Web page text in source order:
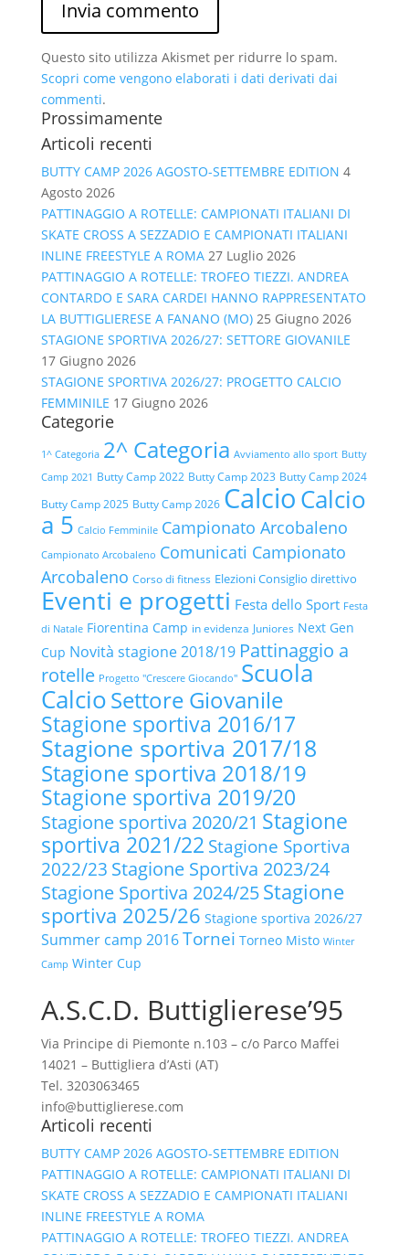
Questo sito utilizza Akismet per ridurre lo spam.
Scopri come vengono elaborati i dati derivati dai
commenti.
Prossimamente
Articoli recenti
BUTTY CAMP 2026 AGOSTO-SETTEMBRE EDITION 4
Agosto 2026
PATTINAGGIO A ROTELLE: CAMPIONATI ITALIANI DI
SKATE CROSS A SEZZADIO E CAMPIONATI ITALIANI
INLINE FREESTYLE A ROMA 27 Luglio 2026
PATTINAGGIO A ROTELLE: TROFEO TIEZZI. ANDREA
CONTARDO E SARA CARDEI HANNO RAPPRESENTATO
LA BUTTIGLIERESE A FANANO (MO) 25 Giugno 2026
STAGIONE SPORTIVA 2026/27: SETTORE GIOVANILE
17 Giugno 2026
STAGIONE SPORTIVA 2026/27: PROGETTO CALCIO
FEMMINILE 17 Giugno 2026
Categorie
1^ Categoria 2^ Categoria Avviamento allo sport Butty
Camp 2021 Butty Camp 2022 Butty Camp 2023 Butty Camp 2024
Butty Camp 2025 Butty Camp 2026 CalcioCalcio
a 5 Calcio Femminile Campionato Arcobaleno
Campionato Arcobaleno Comunicati Campionato
Arcobaleno Corso di fitness Elezioni Consiglio direttivo
Eventi e progetti Festa dello Sport Festa
di Natale Fiorentina Camp in evidenza Juniores Next Gen
Cup Novità stagione 2018/19 Pattinaggio a
rotelle Progetto "Crescere Giocando" Scuola
CalcioSettore Giovanile
Stagione sportiva 2016/17
Stagione sportiva 2017/18
Stagione sportiva 2018/19
Stagione sportiva 2019/20
Stagione sportiva 2020/21 Stagione
sportiva 2021/22 Stagione Sportiva
2022/23 Stagione Sportiva 2023/24
Stagione Sportiva 2024/25Stagione
sportiva 2025/26 Stagione sportiva 2026/27
Summer camp 2016Tornei Torneo Misto Winter
Camp Winter Cup
A.S.C.D. Buttiglierese’95
Via Principe di Piemonte n.103 – c/o Parco Maffei
14021 – Buttigliera d’Asti (AT)
Tel. 3203063465
info@buttiglierese.com
Articoli recenti
BUTTY CAMP 2026 AGOSTO-SETTEMBRE EDITION
PATTINAGGIO A ROTELLE: CAMPIONATI ITALIANI DI
SKATE CROSS A SEZZADIO E CAMPIONATI ITALIANI
INLINE FREESTYLE A ROMA
PATTINAGGIO A ROTELLE: TROFEO TIEZZI. ANDREA